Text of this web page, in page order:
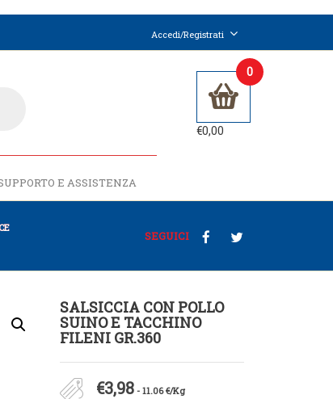
Accedi/Registrati
E ASSISTENZA
0
€0,00
SEGUICI
SALSICCIA CON POLLO
SUINO E TACCHINO
FILENI GR.360
€3,98 - 11.06 €/Kg